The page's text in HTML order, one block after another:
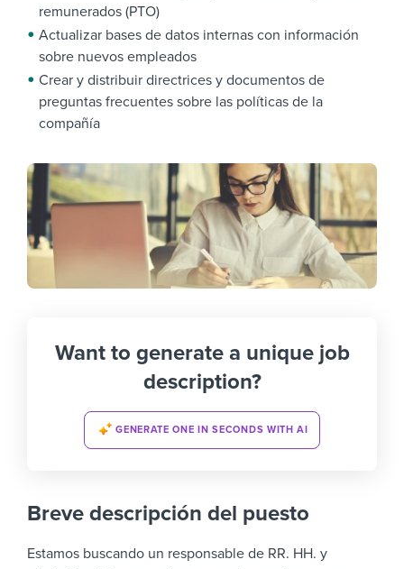
remunerados (PTO)
Actualizar bases de datos internas con información
sobre nuevos empleados
Crear y distribuir directrices y documentos de
preguntas frecuentes sobre las políticas de la
compañía
Want to generate a unique job
description?
GENERATE ONE IN SECONDS WITH AI
Breve descripción del puesto
Estamos buscando un responsable de RR. HH. y